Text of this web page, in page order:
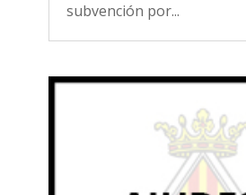
subvención por...